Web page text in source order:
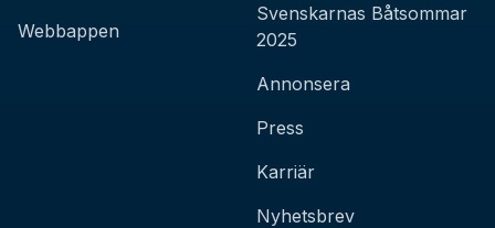
Webbappen
Svenskarnas Båtsommar
2025
Annonsera
Press
Karriär
Nyhetsbrev